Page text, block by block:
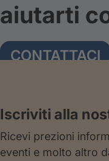
aiutarti
CONTATTACI
Iscriviti alla
Ricevi prezioni
eventi e molto altro